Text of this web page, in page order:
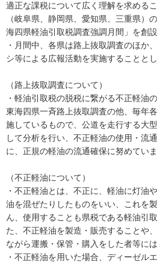
適正な課税について広く理解を求める
（岐阜県、静岡県、愛知県、三重県）
海四県軽油引取税調査強調月間」を創設
・月間中、各県は路上抜取調査のほか
シ等による広報活動を実施することとし
（路上抜取調査について）
・軽油引取税の脱税に繋がる不正軽油
東海四県一斉路上抜取調査の他、毎年
施しているもので、公道を走行する大
して分析を行い、不正軽油の使用・流
に、正規の軽油の流通確保に努めていま
（不正軽油について）
・不正軽油とは、不正に、軽油に灯油
油を混ぜたりしたものをいい、これを
ん、使用することも県税である軽油引
た、不正軽油を製造・販売することや
ながら運搬・保管・購入をした者等に
・不正軽油を用いた場合、ディーゼル